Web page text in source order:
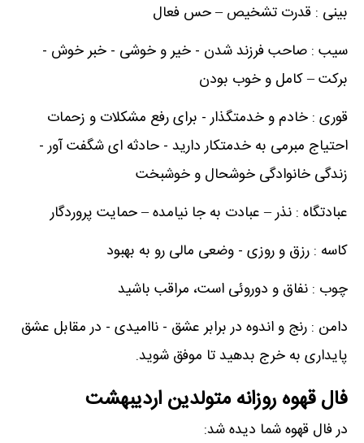
بینی : قدرت تشخیص – حس فعال
سیب : صاحب فرزند شدن - خیر و خوشی - خبر خوش -
برکت – کامل و خوب بودن
قوری : خادم و خدمتگذار - برای رفع مشکلات و زحمات
احتیاج مبرمی به خدمتکار دارید - حادثه ای شگفت آور -
زندگی خانوادگی خوشحال و خوشبخت
عبادتگاه : نذر – عبادت به جا نیامده – حمایت پروردگار
کاسه : رزق و روزی - وضعی مالی رو به بهبود
چوب : نفاق و دوروئی است، مراقب باشید
دامن : رنج و اندوه در برابر عشق - ناامیدی - در مقابل عشق
پایداری به خرج بدهید تا موفق شوید.
فال قهوه روزانه متولدین اردیبهشت
در فال قهوه شما دیده شد: